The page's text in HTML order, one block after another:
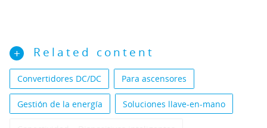
Related content
Convertidores DC/DC Para ascensores
Gestión de la energía Soluciones llave-en-mano